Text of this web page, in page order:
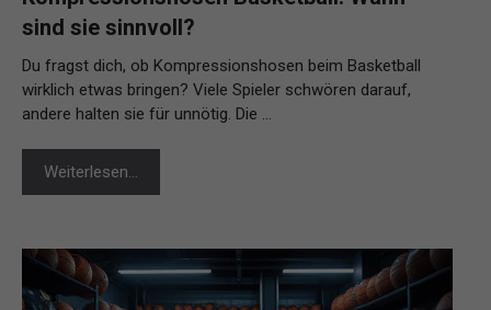
sind sie sinnvoll?
Du fragst dich, ob Kompressionshosen beim Basketball
wirklich etwas bringen? Viele Spieler schwören darauf,
andere halten sie für unnötig. Die …
Weiterlesen…